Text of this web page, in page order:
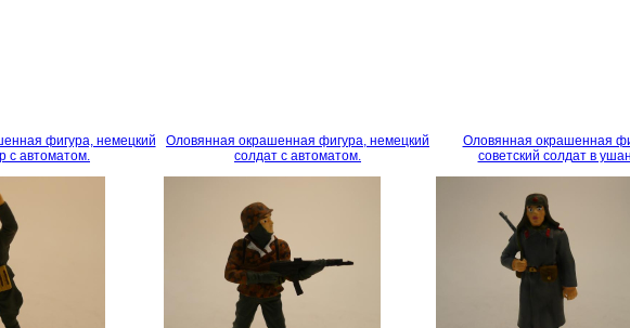
фигура, немецкий
с автоматом.
Оловянная окрашенная фигура, немецкий
солдат с автоматом.
Оловянная окрашенная
советский солдат в